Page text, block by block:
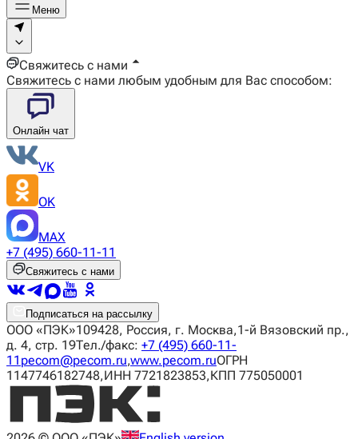
Меню
Свяжитесь с нами
Свяжитесь с нами любым удобным для Вас способом:
Онлайн чат
VK
OK
MAX
+7 (495) 660-11-11
Свяжитесь с нами
Подписаться на рассылку
ООО «ПЭК»109428, Россия, г. Москва,1-й Вязовский пр.,
д. 4, стр. 19Тел./факс: +7 (495) 660-11-
11 pecom@pecom.ru,www.pecom.ruОГРН
1147746182748,ИНН 7721823853,КПП 775050001